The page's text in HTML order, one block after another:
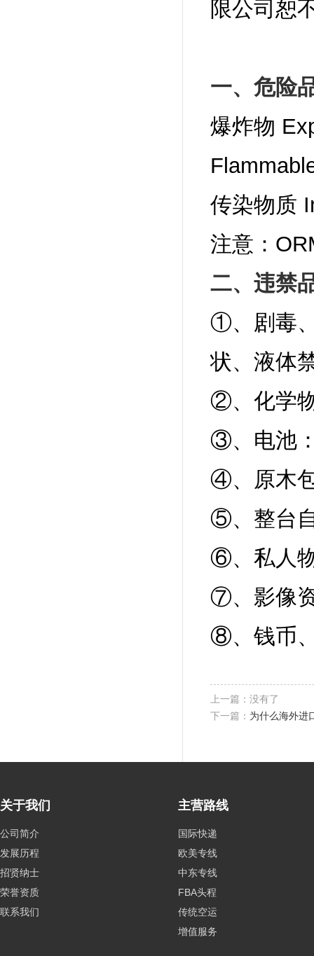
限公司恕
一、危险
爆炸物
传染物质
注意：
二、违禁
①、剧毒
状、液体
②、化学
③、电池
④、原木
⑤、整台
⑥、私人
⑦、影像
⑧、钱币
上一篇：没有了
下一篇： 为什么海外进
关于我们
公司简介
发展历程
招贤纳士
荣誉资质
联系我们
主营路线
国际快递
欧美专线
中东专线
FBA头程
传统空运
增值服务